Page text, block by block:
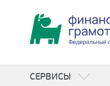
СЕРВИСЫ